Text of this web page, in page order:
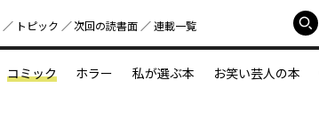
トピック 次回の読書⾯ 連載一覧
コミック ホラー 私が選ぶ本 お笑い芸人の本